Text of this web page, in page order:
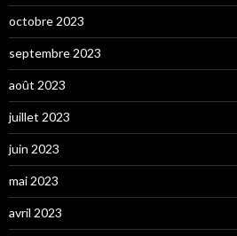
octobre 2023
septembre 2023
août 2023
juillet 2023
juin 2023
mai 2023
avril 2023